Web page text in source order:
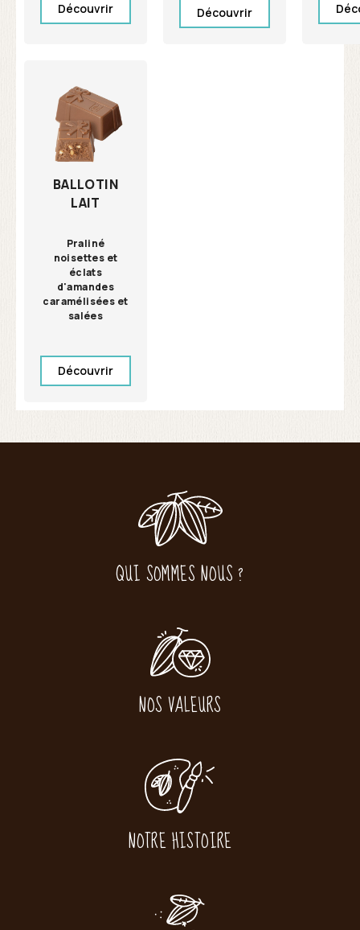
Découvrir Découvrir
BALLOTIN
LAIT
Praliné
noisettes et
éclats
d'amandes
caramélisées et
salées
Découvrir
QUI SOMMES NOUS ?
NOS VALEURS
NOTRE HISTOIRE